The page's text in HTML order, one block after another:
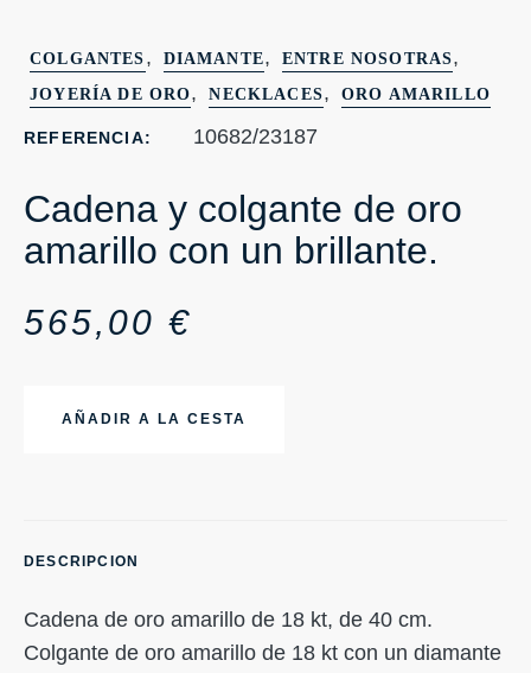
COLGANTES , DIAMANTE, ENTRE NOSOTRAS,
JOYERÍA DE ORO, NECKLACES, ORO AMARILLO
REFERENCIA: 10682/23187
Cadena y colgante de oro
amarillo con un brillante.
565,00 €
AÑADIR A LA CESTA
DESCRIPCION
Cadena de oro amarillo de 18 kt, de 40 cm.
Colgante de oro amarillo de 18 kt con un diamante